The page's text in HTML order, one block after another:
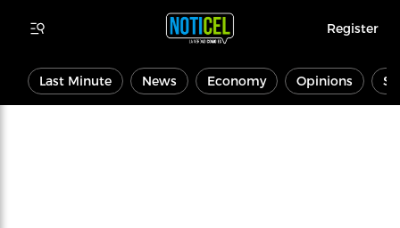
Register
Last Minute News Economy Opinions